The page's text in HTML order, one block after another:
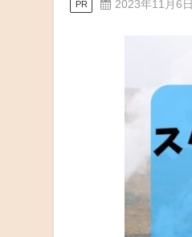
PR 2023年11月6日